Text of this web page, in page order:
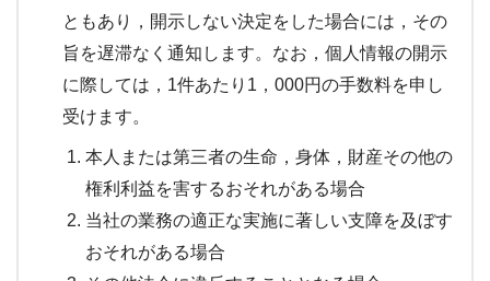
ともあり，開示しない決定をした場合には，その
旨を遅滞なく通知します。なお，個人情報の開示
に際しては，1件あたり1，000円の手数料を申し
受けます。
本人または第三者の生命，身体，財産その他の
権利利益を害するおそれがある場合
当社の業務の適正な実施に著しい支障を及ぼす
おそれがある場合